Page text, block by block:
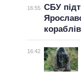
16:55 СБУ
16:42